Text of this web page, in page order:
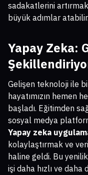
sadakatlerini
büyük adımlar atabilir.
Yapay Zeka:
Gelişen teknoloji ile
hayatımızın hemen
başladı. Eğitimden
sosyal medya
Yapay zeka
kolaylaştırmak ve
haline geldi. Bu
işi daha hızlı ve